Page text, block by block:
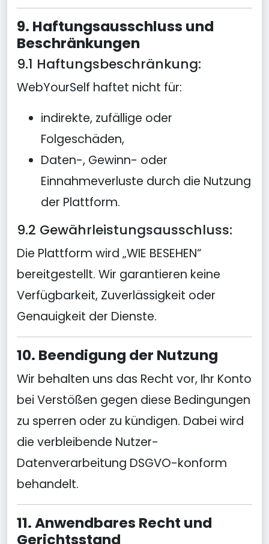
9. Haftungsausschluss und
Beschränkungen
9.1 Haftungsbeschränkung:
WebYourSelf haftet nicht für:
indirekte, zufällige oder
Folgeschäden,
Daten-, Gewinn- oder
Einnahmeverluste durch die Nutzung
der Plattform.
9.2 Gewährleistungsausschluss:
Die Plattform wird „WIE BESEHEN“
bereitgestellt. Wir garantieren keine
Verfügbarkeit, Zuverlässigkeit oder
Genauigkeit der Dienste.
10. Beendigung der Nutzung
Wir behalten uns das Recht vor, Ihr Konto
bei Verstößen gegen diese Bedingungen
zu sperren oder zu kündigen. Dabei wird
die verbleibende Nutzer-
Datenverarbeitung DSGVO-konform
behandelt.
11. Anwendbares Recht und
Gerichtsstand